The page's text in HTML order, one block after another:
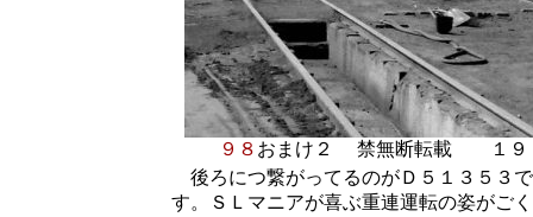
９８ おまけ２
禁無断転載 １９
後ろにつ繋がってるのがＤ５１３５３
す。ＳＬマニアが喜ぶ重連運